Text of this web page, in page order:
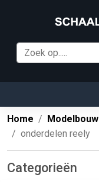
Home Modelbouw
onderdelen reely
Categorieën